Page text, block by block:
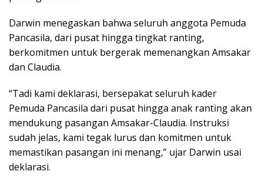
Darwin menegaskan bahwa seluruh anggota Pemuda
Pancasila, dari pusat hingga tingkat ranting,
berkomitmen untuk bergerak memenangkan Amsakar
dan Claudia.
“Tadi kami deklarasi, bersepakat seluruh kader
Pemuda Pancasila dari pusat hingga anak ranting akan
mendukung pasangan Amsakar-Claudia. Instruksi
sudah jelas, kami tegak lurus dan komitmen untuk
memastikan pasangan ini menang,” ujar Darwin usai
deklarasi.